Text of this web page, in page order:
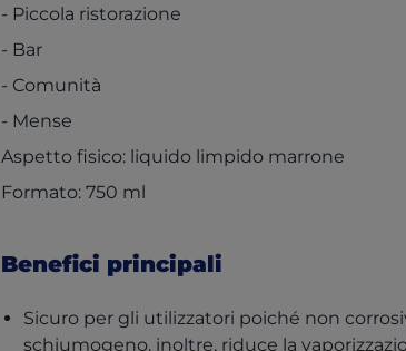
- Piccola ristorazione
- Bar
- Comunità
- Mense
Aspetto fisico: liquido limpido marrone
Formato: 750 ml
Benefici principali
Sicuro per gli utilizzatori poiché non
schiumogeno, inoltre, riduce la